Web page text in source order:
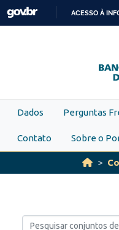
Skip to main content
ACESSO À
Dados Perguntas
Contato Sobre o